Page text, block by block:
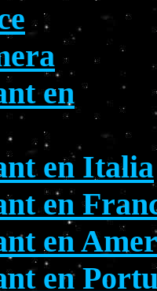
en
en Italia
en
en
en